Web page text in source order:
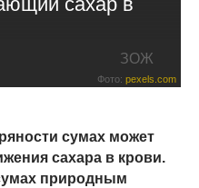
ЗОЖ
Фото: pexels.com
сумах может
сахара в крови.
природным